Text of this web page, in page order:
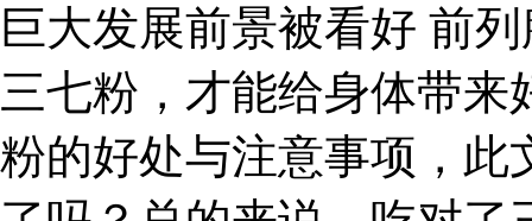
巨大发展前景被看好 前
三七粉，才能给身体带
粉的好处与注意事项，此